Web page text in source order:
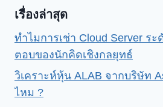
เรื่องล่าสุด
ทำไมการเช่า Cloud Server ร
ตอบของนักคิดเชิงกลยุทธ์
วิเคราะห์หุ้น ALAB จากบริษัท
ไหม ?